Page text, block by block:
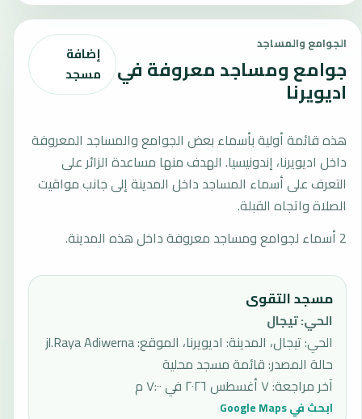
الجوامع والمساجد
جوامع ومساجد معروفة في
اديويرنا
إضافة
مسجد
هذه قائمة أولية بأسماء بعض الجوامع والمساجد المعروفة
داخل اديويرنا، إندونيسيا. الهدف منها مساعدة الزائر على
التعرف على أسماء المساجد داخل المدينة إلى جانب مواقيت
الصلاة واتجاه القبلة.
2 أسماء لجوامع ومساجد معروفة داخل هذه المدينة.
مسجد التقوى
الحي:تيجال
الحي: تيجال، المدينة: اديويرنا، الموقع: jl.Raya Adiwerna
حالة المصدر:قائمة مسجد محلية
آخر مراجعة:٧ أغسطس ٢٠٢٦ في ٧:٠٠ م
ابحث في Google Maps